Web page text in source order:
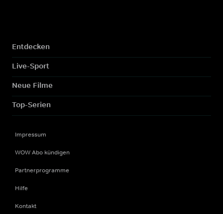
Entdecken
Live-Sport
Neue Filme
Top-Serien
Impressum
WOW Abo kündigen
Partnerprogramme
Hilfe
Kontakt